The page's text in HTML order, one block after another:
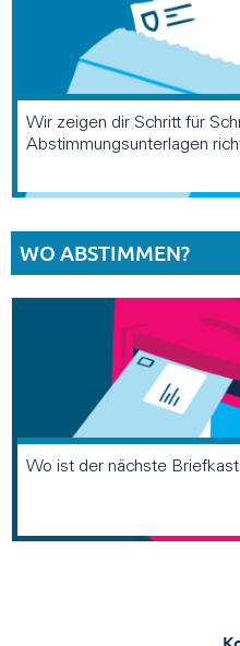
Wir zeigen dir Schritt für
Abstimmungsunterlagen
WO ABSTIMMEN?
Wo ist der nächste